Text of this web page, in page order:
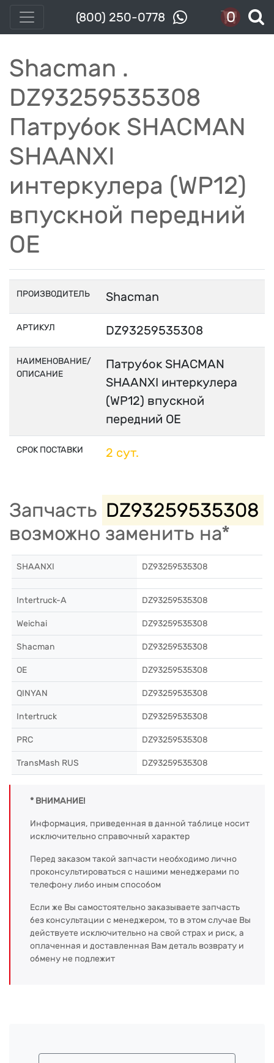
(800) 250-0778 0
Shacman .
DZ93259535308
Патрубок SHACMAN
SHAANXI
интеркулера (WP12)
впускной передний
OE
ПРОИЗВОДИТЕЛЬ Shacman
АРТИКУЛ DZ93259535308
НАИМЕНОВАНИЕ/
ОПИСАНИЕ
Патрубок SHACMAN
SHAANXI интеркулера
(WP12) впускной
передний OE
СРОК ПОСТАВКИ 2 сут.
Запчасть DZ93259535308
возможно заменить на*
SHAANXI DZ93259535308
Intertruck-A DZ93259535308
Weichai DZ93259535308
Shacman DZ93259535308
OE DZ93259535308
QINYAN DZ93259535308
Intertruck DZ93259535308
PRC DZ93259535308
TransMash RUS DZ93259535308
* ВНИМАНИЕ!
Информация, приведенная в данной таблице носит
исключительно справочный характер
Перед заказом такой запчасти необходимо лично
проконсультироваться с нашими менеджерами по
телефону либо иным способом
Если же Вы самостоятельно заказываете запчасть
без консультации с менеджером, то в этом случае Вы
действуете исключительно на свой страх и риск, а
оплаченная и доставленная Вам деталь возврату и
обмену не подлежит